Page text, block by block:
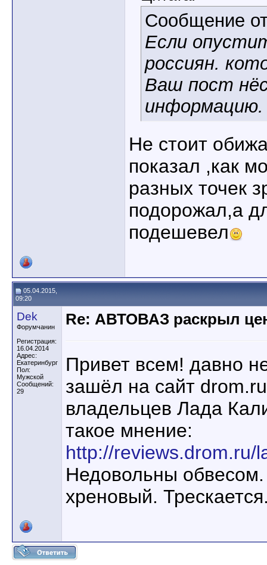
Сообщение
Если
россиян.
Ваш пост
информацию.
Не стоит
показал ,как
разных точек
подорожал,а
подешевел
05.04.2015,
09:20
Dek
Форумчанин
Регистрация:
16.04.2014
Адрес:
Екатеринбург
Пол:
Мужской
Сообщений:
29
Re: АВТОВАЗ раскрыл
Привет всем! давно
зашёл на сайт
владельцев Лада
такое мнение:
http://reviews.drom.ru/
Недовольны обвесом.
хреновый.